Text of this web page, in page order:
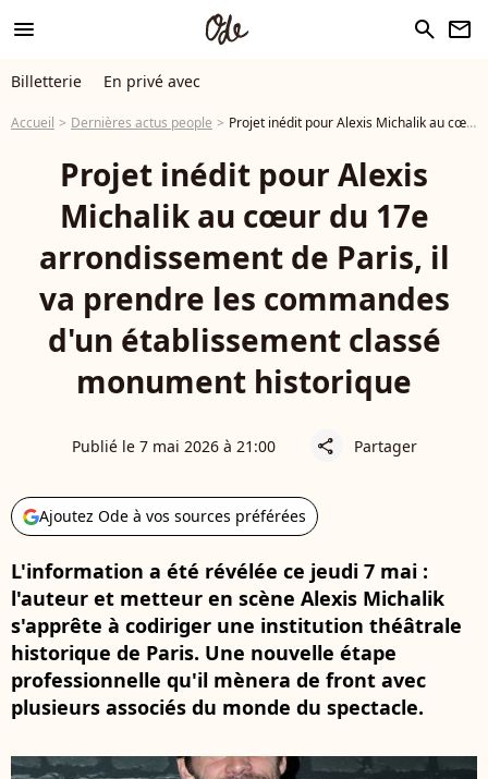
menu search newsletter
Billetterie En privé avec
Accueil Dernières actus people Projet inédit pour Alexis Michalik au cœur du 17e arrondissement de Paris, il va prendre les commandes d'un établissement classé monument historique
Projet inédit pour Alexis
Michalik au cœur du 17e
arrondissement de Paris, il
va prendre les commandes
d'un établissement classé
monument historique
Publié le 7 mai 2026 à 21:00 share Partager
Ajoutez Ode à vos sources préférées
L'information a été révélée ce jeudi 7 mai :
l'auteur et metteur en scène Alexis Michalik
s'apprête à codiriger une institution théâtrale
historique de Paris. Une nouvelle étape
professionnelle qu'il mènera de front avec
plusieurs associés du monde du spectacle.